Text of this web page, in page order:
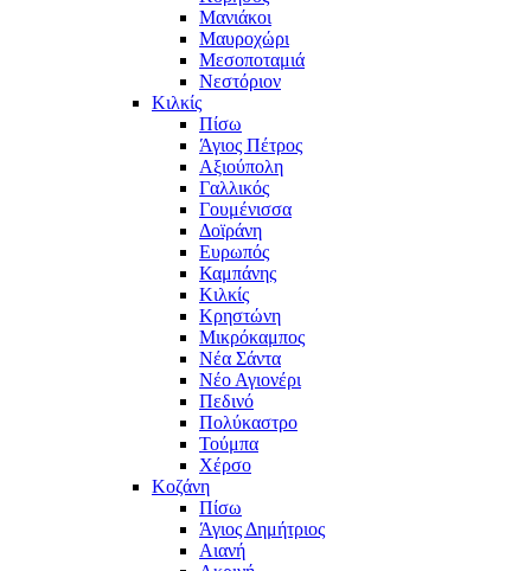
Μανιάκοι
Μαυροχώρι
Μεσοποταμιά
Νεστόριον
Κιλκίς
Πίσω
Άγιος Πέτρος
Αξιούπολη
Γαλλικός
Γουμένισσα
Δοϊράνη
Ευρωπός
Καμπάνης
Κιλκίς
Κρηστώνη
Μικρόκαμπος
Νέα Σάντα
Νέο Αγιονέρι
Πεδινό
Πολύκαστρο
Τούμπα
Χέρσο
Κοζάνη
Πίσω
Άγιος Δημήτριος
Αιανή